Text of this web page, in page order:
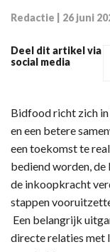
Redactie 26 juni
Deel dit artikel via
social media
Bidfood richt zich
en een betere
een toekomst te
bediend worden,
de inkoopkracht
stappen
Een belangrijk
directe relaties met